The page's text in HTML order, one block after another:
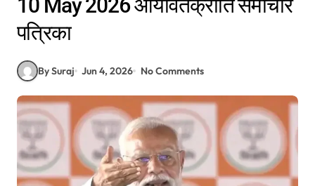
10 May 2026 आर्यावर्तक्रांति समाचार
पत्रिका
By Suraj Jun 4, 2026 No Comments